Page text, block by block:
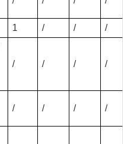
1 / /
/
/ / / /
/ / / /